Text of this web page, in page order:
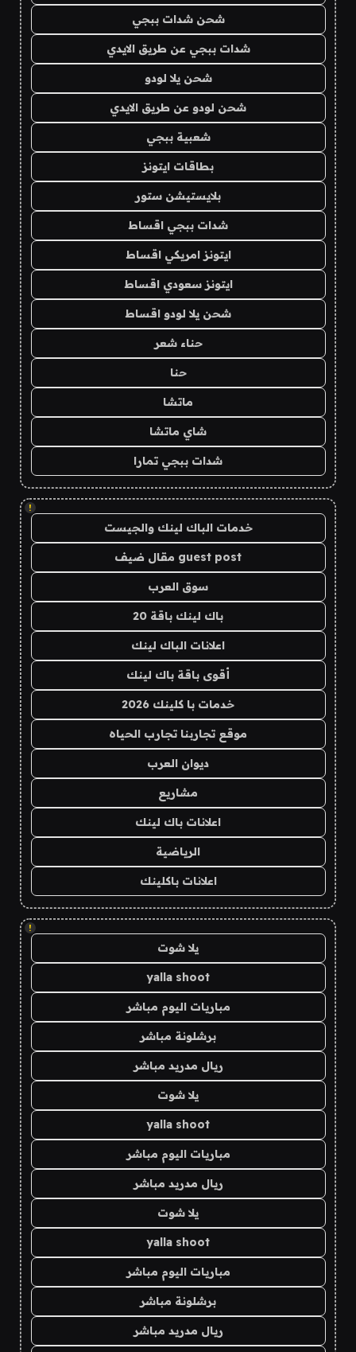
شحن شدات ببجي
شدات ببجي عن طريق الايدي
شحن يلا لودو
شحن لودو عن طريق الايدي
شعبية ببجي
بطاقات ايتونز
بلايستيشن ستور
شدات ببجي اقساط
ايتونز امريكي اقساط
ايتونز سعودي اقساط
شحن يلا لودو اقساط
حناء شعر
حنا
ماتشا
شاي ماتشا
شدات ببجي تمارا
!
خدمات الباك لينك والجيست
guest post مقال ضيف
سوق العرب
باك لينك باقة 20
اعلانات الباك لينك
أقوى باقة باك لينك
خدمات با كلينك 2026
موقع تجاربنا تجارب الحياه
ديوان العرب
مشاريع
اعلانات باك لينك
الرياضية
اعلانات باكلينك
!
يلا شوت
yalla shoot
مباريات اليوم مباشر
برشلونة مباشر
ريال مدريد مباشر
يلا شوت
yalla shoot
مباريات اليوم مباشر
ريال مدريد مباشر
يلا شوت
yalla shoot
مباريات اليوم مباشر
برشلونة مباشر
ريال مدريد مباشر